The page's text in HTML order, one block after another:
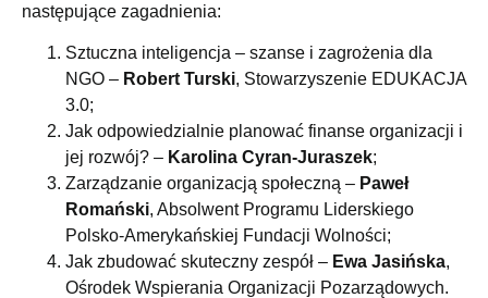
następujące zagadnienia:
Sztuczna inteligencja – szanse i zagrożenia dla
NGO – Robert Turski, Stowarzyszenie EDUKACJA
3.0;
Jak odpowiedzialnie planować finanse organizacji i
jej rozwój? – Karolina Cyran-Juraszek;
Zarządzanie organizacją społeczną – Paweł
Romański, Absolwent Programu Liderskiego
Polsko-Amerykańskiej Fundacji Wolności;
Jak zbudować skuteczny zespół – Ewa Jasińska,
Ośrodek Wspierania Organizacji Pozarządowych.